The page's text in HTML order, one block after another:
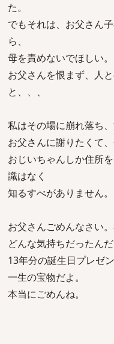
た。
でもそれは、お父さん
ら、
母を責めないでほしい。
お父さんを恨まず、人
と、、、
私はその場に崩れ落ち
お父さんに謝りたくて、
おじいちゃんしか住所
識はなく
知るすべがありません。
お父さんごめんなさい
どんな気持ちだったんだ
13年分の誕生日プレゼ
一生の宝物だよ。
本当にごめんね。